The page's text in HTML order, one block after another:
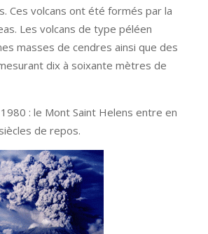
Ces volcans ont été formés par la
Les volcans de type péléen
masses de cendres ainsi que des
dix à soixante mètres de
: le Mont Saint Helens entre en
de repos.